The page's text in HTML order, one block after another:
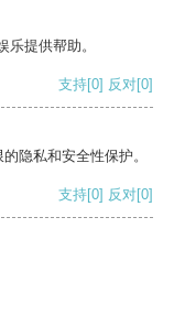
提供帮助。
支持[0] 反对[0]
隐私和安全性保护。
支持[0] 反对[0]